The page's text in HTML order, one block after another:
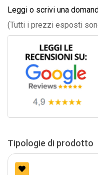
Leggi o scrivi una
(Tutti i prezzi esposti
Tipologie di prodotto